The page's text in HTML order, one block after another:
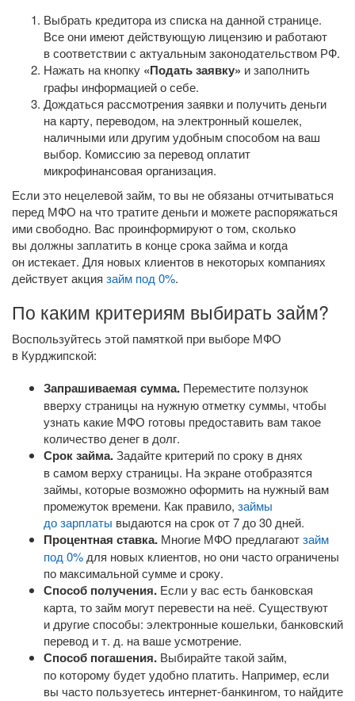
Выбрать кредитора из списка на данной странице.
Все они имеют действующую лицензию и работают
в соответствии с актуальным законодательством РФ.
Нажать на кнопку «Подать заявку» и заполнить
графы информацией о себе.
Дождаться рассмотрения заявки и получить деньги
на карту, переводом, на электронный кошелек,
наличными или другим удобным способом на ваш
выбор. Комиссию за перевод оплатит
микрофинансовая организация.
Если это нецелевой займ, то вы не обязаны отчитываться
перед МФО на что тратите деньги и можете распоряжаться
ими свободно. Вас проинформируют о том, сколько
вы должны заплатить в конце срока займа и когда
он истекает. Для новых клиентов в некоторых компаниях
действует акция займ под 0%.
По каким критериям выбирать займ?
Воспользуйтесь этой памяткой при выборе МФО
в Курджипской:
Запрашиваемая сумма. Переместите ползунок
вверху страницы на нужную отметку суммы, чтобы
узнать какие МФО готовы предоставить вам такое
количество денег в долг.
Срок займа.Задайте критерий по сроку в днях
в самом верху страницы. На экране отобразятся
займы, которые возможно оформить на нужный вам
промежуток времени. Как правило, займы
до зарплаты выдаются на срок от 7 до 30 дней.
Процентная ставка. Многие МФО предлагаютзайм
под 0% для новых клиентов, но они часто ограничены
по максимальной сумме и сроку.
Способ получения. Если у вас есть банковская
карта, то займ могут перевести на неё. Существуют
и другие способы: электронные кошельки, банковский
перевод и т. д. на ваше усмотрение.
Способ погашения. Выбирайте такой займ,
по которому будет удобно платить. Например, если
вы часто пользуетесь интернет-банкингом, то найдите